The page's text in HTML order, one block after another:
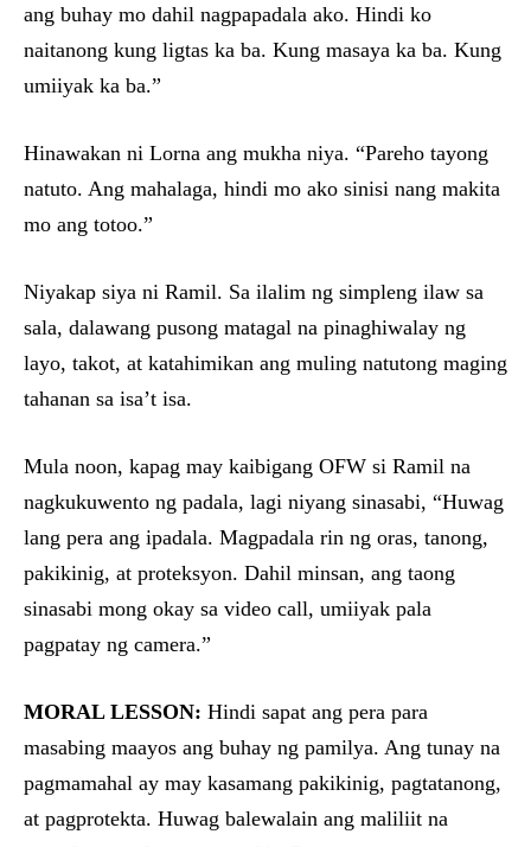
ang buhay mo dahil nagpapadala ako. Hindi ko
naitanong kung ligtas ka ba. Kung masaya ka ba. Kung
umiiyak ka ba.”
Hinawakan ni Lorna ang mukha niya. “Pareho tayong
natuto. Ang mahalaga, hindi mo ako sinisi nang makita
mo ang totoo.”
Niyakap siya ni Ramil. Sa ilalim ng simpleng ilaw sa
sala, dalawang pusong matagal na pinaghiwalay ng
layo, takot, at katahimikan ang muling natutong maging
tahanan sa isa’t isa.
Mula noon, kapag may kaibigang OFW si Ramil na
nagkukuwento ng padala, lagi niyang sinasabi, “Huwag
lang pera ang ipadala. Magpadala rin ng oras, tanong,
pakikinig, at proteksyon. Dahil minsan, ang taong
sinasabi mong okay sa video call, umiiyak pala
pagpatay ng camera.”
MORAL LESSON: Hindi sapat ang pera para
masabing maayos ang buhay ng pamilya. Ang tunay na
pagmamahal ay may kasamang pakikinig, pagtatanong,
at pagprotekta. Huwag balewalain ang maliliit na